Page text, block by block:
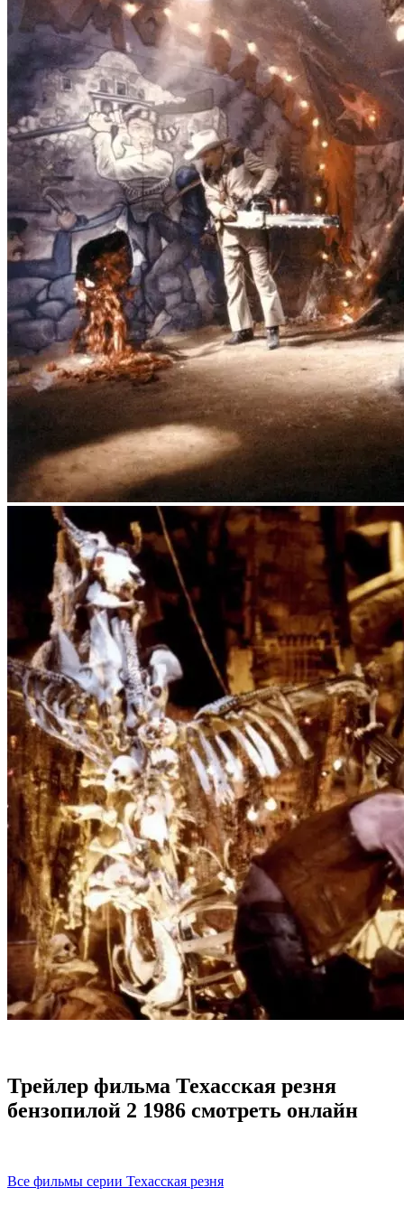
Трейлер фильма Техасская резня
бензопилой 2 1986 смотреть онлайн
Все фильмы серии Техасская резня